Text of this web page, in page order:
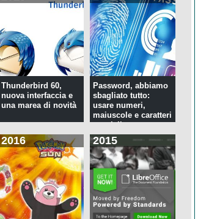
Thunderbird 60,
nuova interfaccia e
una marea di novità
Password, abbiamo
sbagliato tutto:
usare numeri,
maiuscole e caratteri
speciali ...
2016 2015